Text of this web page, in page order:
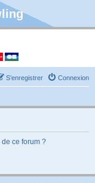
Connexion
S’enregistrer
ce forum ?